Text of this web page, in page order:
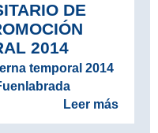
DE
2014
temporal 2014
Leer más